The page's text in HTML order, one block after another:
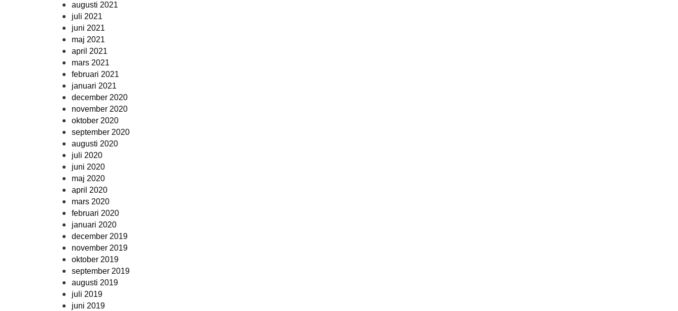
augusti 2021
juli 2021
juni 2021
maj 2021
april 2021
mars 2021
februari 2021
januari 2021
december 2020
november 2020
oktober 2020
september 2020
augusti 2020
juli 2020
juni 2020
maj 2020
april 2020
mars 2020
februari 2020
januari 2020
december 2019
november 2019
oktober 2019
september 2019
augusti 2019
juli 2019
juni 2019